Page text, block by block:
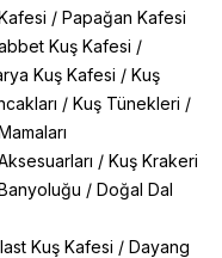
/ Papağan Kafesi
Kuş Kafesi /
Kuş Kafesi / Kuş
/ Kuş Tünekleri /
/ Kuş Krakeri
/ Doğal Dal
Kuş Kafesi / Dayang